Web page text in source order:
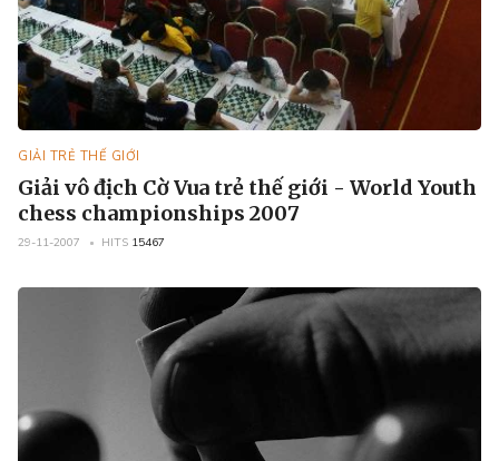
GIẢI TRẺ THẾ GIỚI
Giải vô địch Cờ Vua trẻ thế giới - World Youth
chess championships 2007
29-11-2007 HITS 15467